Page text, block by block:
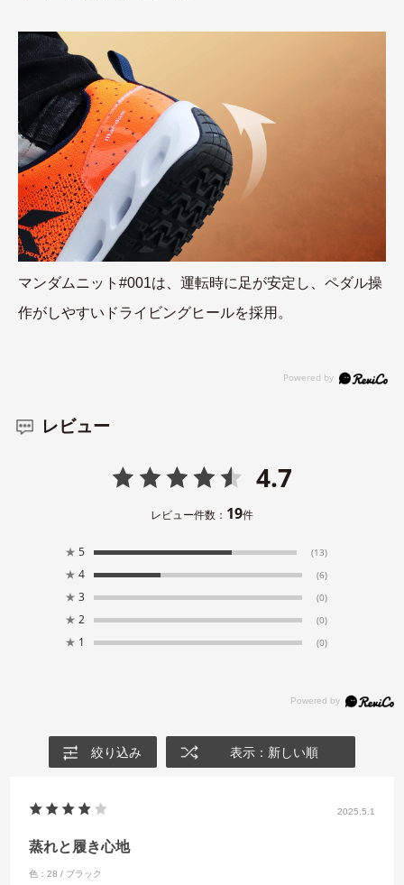
マンダムニット#001は、運転時に足が安定し、ペダル操
作がしやすいドライビングヒールを採用。
レビュー
4.7
レビュー件数： 19件
★ 5 (13)
★ 4 (6)
★ 3 (0)
★ 2 (0)
★ 1 (0)
絞り込み 表示：新しい順
2025.5.1
蒸れと履き心地
色：28 / ブラック